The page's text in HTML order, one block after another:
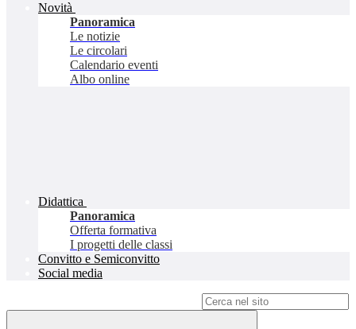
Novità
Panoramica
Le notizie
Le circolari
Calendario eventi
Albo online
Didattica
Panoramica
Offerta formativa
I progetti delle classi
Convitto e Semiconvitto
Social media